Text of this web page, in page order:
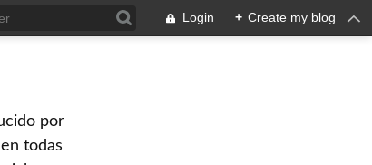
Login + Create my blog
por
todas